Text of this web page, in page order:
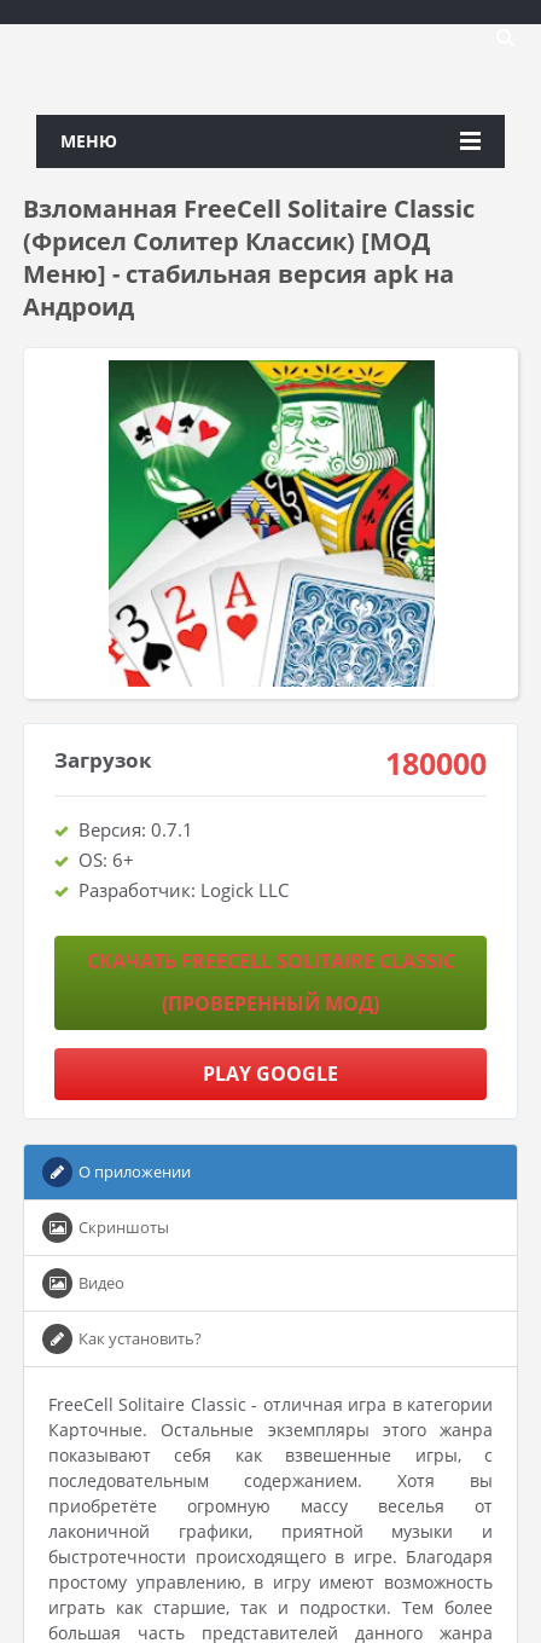
МЕНЮ
Взломанная FreeCell Solitaire Classic
(Фрисел Солитер Классик) [МОД
Меню] - стабильная версия apk на
Андроид
Загрузок 180000
Версия: 0.7.1
OS: 6+
Разработчик: Logick LLC
СКАЧАТЬ FREECELL SOLITAIRE CLASSIC
(ПРОВЕРЕННЫЙ МОД)
PLAY GOOGLE
О приложении
Скриншоты
Видео
Как установить?
FreeCell Solitaire Classic - отличная игра в категории
Карточные. Остальные экземпляры этого жанра
показывают себя как взвешенные игры, с
последовательным содержанием. Хотя вы
приобретёте огромную массу веселья от
лаконичной графики, приятной музыки и
быстротечности происходящего в игре. Благодаря
простому управлению, в игру имеют возможность
играть как старшие, так и подростки. Тем более
большая часть представителей данного жанра